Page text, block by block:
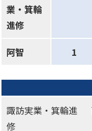
業・箕輪
進修
阿智 1
諏訪実業・箕輪進
修